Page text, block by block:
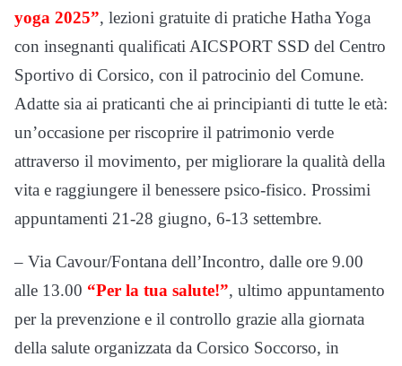
yoga 2025”, lezioni gratuite di pratiche Hatha Yoga
con insegnanti qualificati AICSPORT SSD del Centro
Sportivo di Corsico, con il patrocinio del Comune.
Adatte sia ai praticanti che ai principianti di tutte le età:
un’occasione per riscoprire il patrimonio verde
attraverso il movimento, per migliorare la qualità della
vita e raggiungere il benessere psico-fisico. Prossimi
appuntamenti 21-28 giugno, 6-13 settembre.
– Via Cavour/Fontana dell’Incontro, dalle ore 9.00
alle 13.00 “Per la tua salute!”, ultimo appuntamento
per la prevenzione e il controllo grazie alla giornata
della salute organizzata da Corsico Soccorso, in